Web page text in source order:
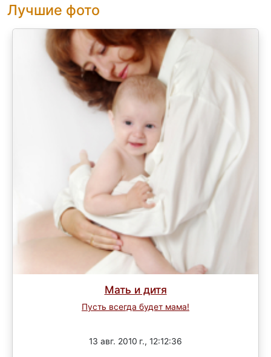
Лучшие фото
Мать и дитя
Пусть всегда будет мама!
13 авг. 2010 г., 12:12:36